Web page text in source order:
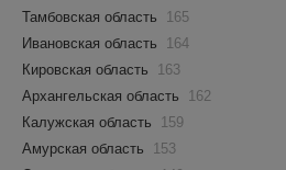
Тамбовская область
165
Ивановская область
164
Кировская область
163
Архангельская область
162
Калужская область
159
Амурская область
153